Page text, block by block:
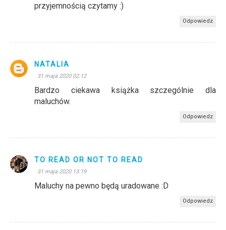
przyjemnością czytamy :)
Odpowiedz
NATALIA
31 maja 2020 02:12
Bardzo ciekawa książka szczególnie dla
maluchów.
Odpowiedz
TO READ OR NOT TO READ
31 maja 2020 13:19
Maluchy na pewno będą uradowane :D
Odpowiedz